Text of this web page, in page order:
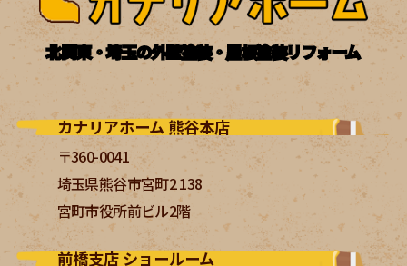
北関東・埼玉の外壁塗装・屋根塗装リフォーム
カナリアホーム 熊谷本店
〒360-0041
埼玉県熊谷市宮町2 138
宮町市役所前ビル2階
前橋支店 ショールーム